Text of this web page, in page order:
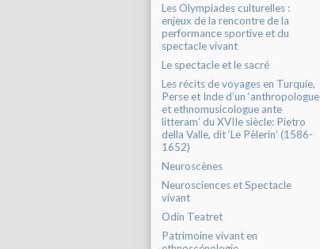
Les Olympiades culturelles :
enjeux de la rencontre de la
performance sportive et du
spectacle vivant
Le spectacle et le sacré
Les récits de voyages en Turquie,
Perse et Inde d’un ‘anthropologue
et ethnomusicologue ante
litteram’ du XVIIe siècle: Pietro
della Valle, dit ‘Le Pèlerin’ (1586-
1652)
Neuroscènes
Neurosciences et Spectacle
vivant
Odin Teatret
Patrimoine vivant en